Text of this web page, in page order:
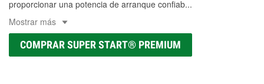
proporcionar una potencia de arranque confiab...
Mostrar más
COMPRAR SUPER START® PREMIUM